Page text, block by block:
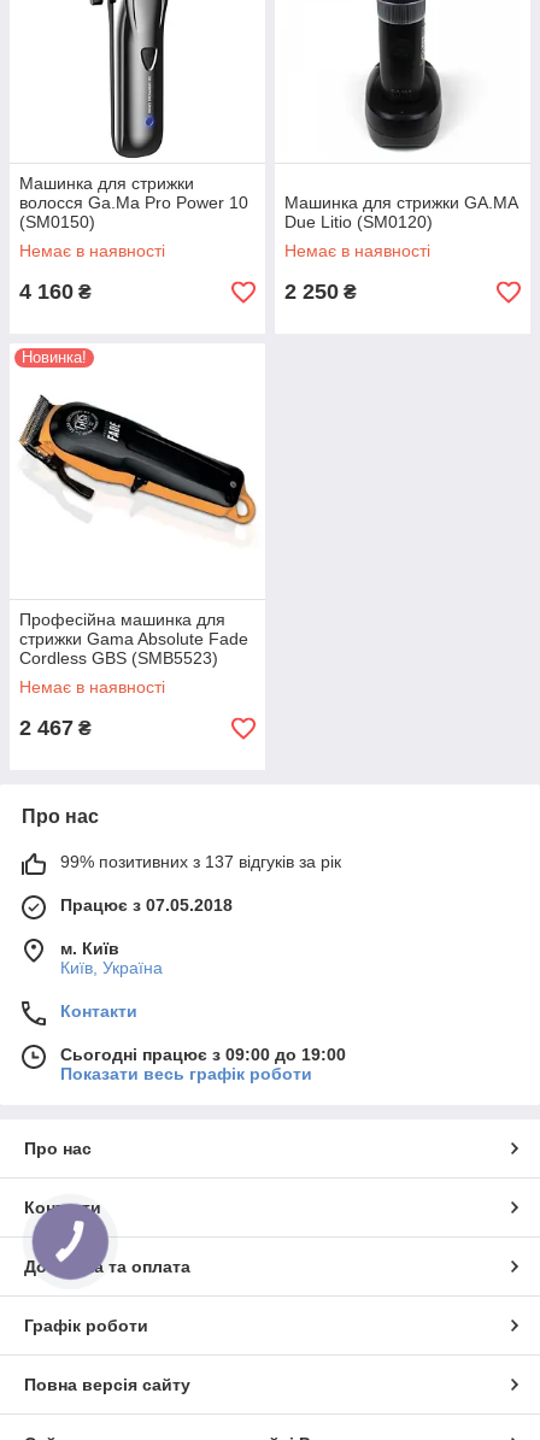
Машинка для стрижки
волосся Ga.Ma Pro Power 10
(SM0150)
Немає в наявності
4 160 ₴
Машинка для стрижки GA.MA
Due Litio (SM0120)
Немає в наявності
2 250 ₴
Новинка!
Професійна машинка для
стрижки Gama Absolute Fade
Cordless GBS (SMB5523)
Немає в наявності
2 467 ₴
Про нас
99% позитивних з 137 відгуків за рік
Працює з 07.05.2018
м. Київ
Київ, Україна
Контакти
Сьогодні працює з 09:00 до 19:00
Показати весь графік роботи
Про нас
Контакти
Доставка та оплата
Графік роботи
Повна версія сайту
КНОПКА
ЗВ'ЯЗКУ